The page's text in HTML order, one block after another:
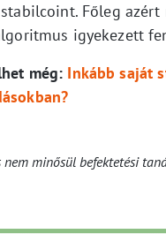
Főleg azért
igyekezett
még: Inkább saját
nem minősül befektetési